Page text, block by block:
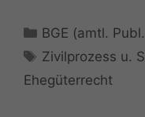
Kategorien
BGE (amtl.
Schlagwörter
Zivilprozess u.
Ehegüterrecht